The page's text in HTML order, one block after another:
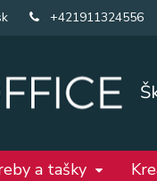
+421911324556
a tašky